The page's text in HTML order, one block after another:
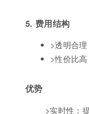
5. 费用结构
>透明合
>性价比
优势
>实时性：